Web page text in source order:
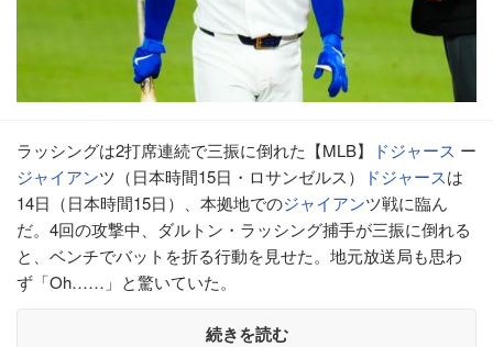
ラッシングは2打席連続で三振に倒れた【MLB】 ドジャース ー
ジャイアンツ（日本時間15日・ロサンゼルス） ドジャースは
14日（日本時間15日）、本拠地でのジャイアンツ戦に臨ん
だ。4回の攻撃中、ダルトン・ラッシング捕手が三振に倒れる
と、ベンチでバットを折る行動を見せた。地元放送局も思わ
ず「Oh……」と驚いていた。
続きを読む